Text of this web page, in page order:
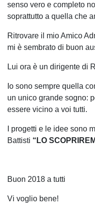
senso vero e completo
soprattutto a quella che
Ritrovare il mio Amico
mi è sembrato di buon
Lui ora è un dirigente di
Io sono sempre quella
un unico grande sogno:
essere vicino a voi tutti.
I progetti e le idee sono
Battisti “LO
Buon 2018 a tutti
Vi voglio bene!